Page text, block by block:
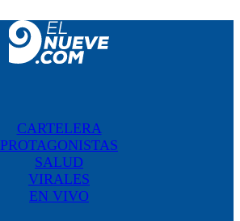
CARTELERA
PROTAGONISTAS
SALUD
VIRALES
EN VIVO